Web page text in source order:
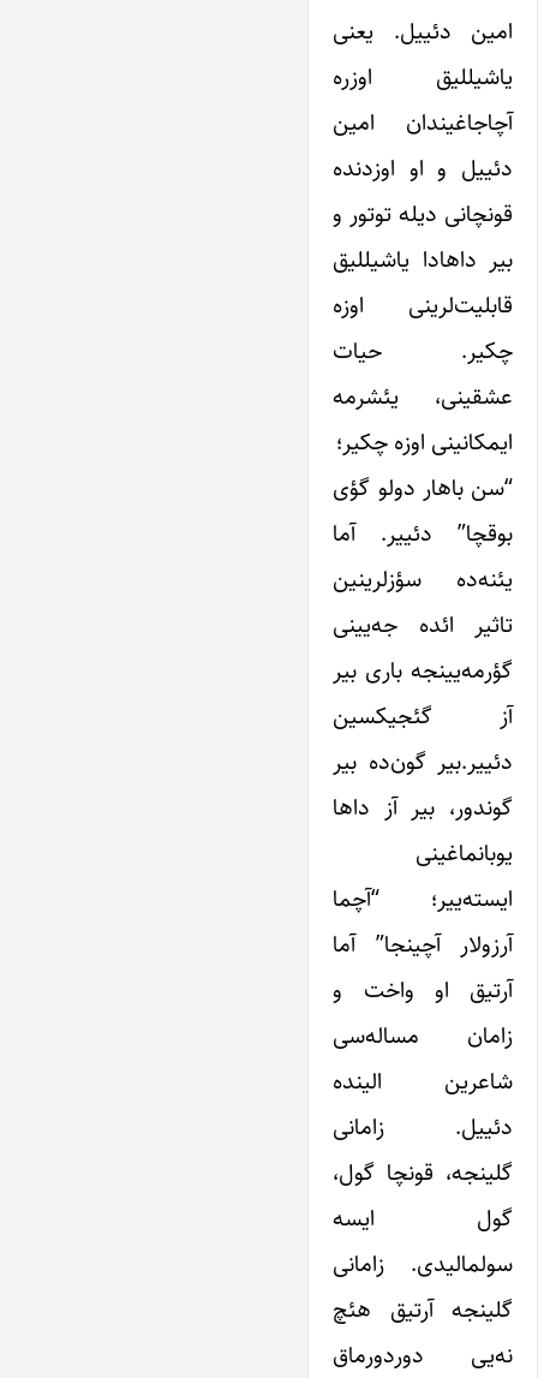
امین دئییل. یعنی
یاشیللیق اوزره
آچاجاغیندان امین
دئییل و او اوزدنده
قونچانی دیله توتور و
بیر داهادا یاشیللیق
قابلیت‌لرینی اوزه
چکیر. حیات
عشقینی، یئشرمه
ایمکانینی اوزه چکیر؛
“سن باهار دولو گؤی
بوقچا” دئییر. آما
یئنه‌ده سؤزلرینین
تاثیر ائده جه‌یینی
گؤرمه‌یینجه باری بیر
آز گئجیکسین
دئییر.بیر گون‌ده بیر
گوندور، بیر آز داها
یوبانماغینی
ایسته‌ییر؛ “آچما
آرزولار آچینجا” آما
آرتیق او واخت و
زامان مساله‌سی
شاعرین الینده
دئییل. زامانی
گلینجه، قونچا گول،
گول ایسه
سولمالیدی. زامانی
گلینجه آرتیق هئچ
نه‌یی دوردورماق